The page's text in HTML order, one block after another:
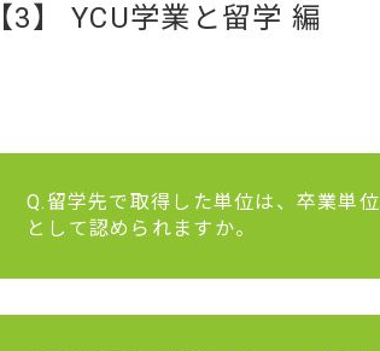
【3】 YCU学業と留学 編
Q.留学先で取得した単位は、卒業単位
として認められますか。